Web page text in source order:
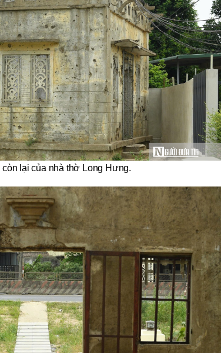
lại của nhà thờ Long Hưng.